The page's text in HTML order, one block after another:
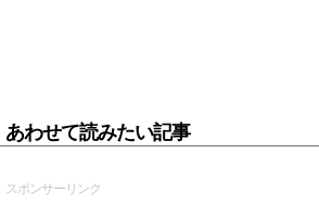
あわせて読みたい記事
スポンサーリンク